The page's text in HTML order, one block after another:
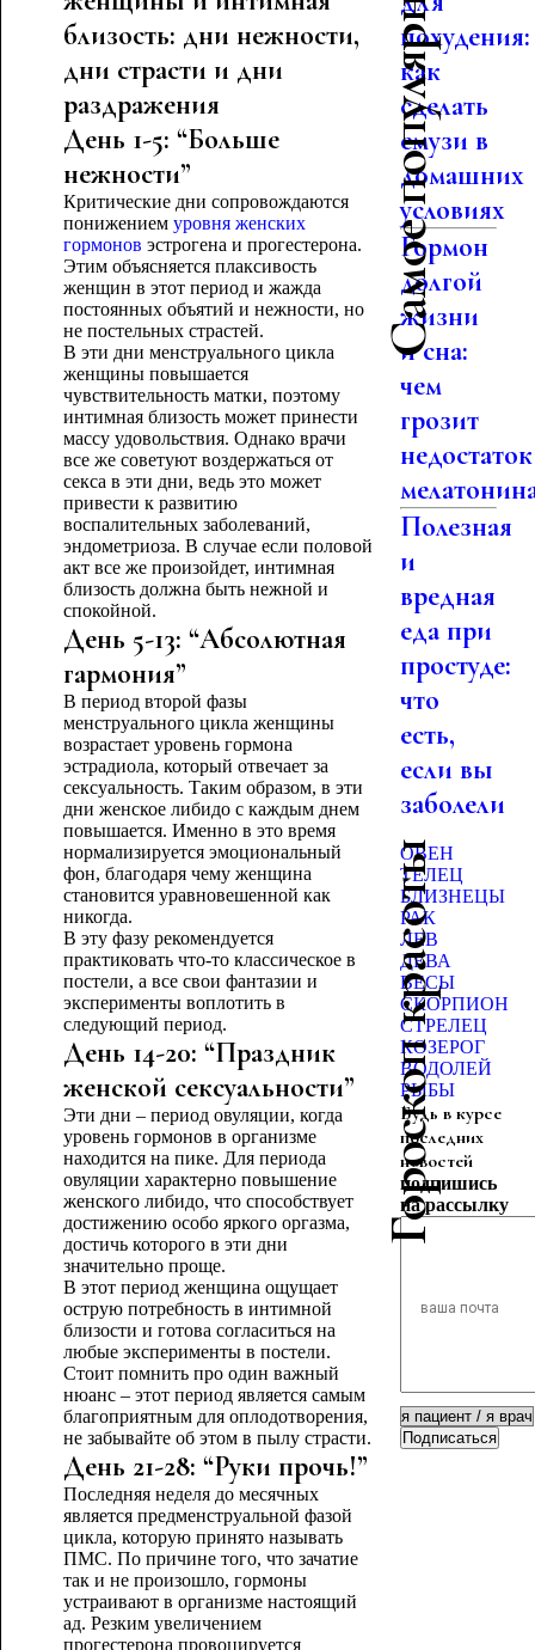
близость: дни нежности,
дни страсти и дни
раздражения
День 1-5: “Больше
нежности”
Критические дни сопровождаются
понижением уровня женских
гормонов эстрогена и прогестерона.
Этим объясняется плаксивость
женщин в этот период и жажда
постоянных объятий и нежности, но
не постельных страстей.
В эти дни менструального цикла
женщины повышается
чувствительность матки, поэтому
интимная близость может принести
массу удовольствия. Однако врачи
все же советуют воздержаться от
секса в эти дни, ведь это может
привести к развитию
воспалительных заболеваний,
эндометриоза. В случае если половой
акт все же произойдет, интимная
близость должна быть нежной и
спокойной.
День 5-13: “Абсолютная
гармония”
В период второй фазы
менструального цикла женщины
возрастает уровень гормона
эстрадиола, который отвечает за
сексуальность. Таким образом, в эти
дни женское либидо с каждым днем
повышается. Именно в это время
нормализируется эмоциональный
фон, благодаря чему женщина
становится уравновешенной как
никогда.
В эту фазу рекомендуется
практиковать что-то классическое в
постели, а все свои фантазии и
эксперименты воплотить в
следующий период.
День 14-20: “Праздник
женской сексуальности”
Эти дни – период овуляции, когда
уровень гормонов в организме
находится на пике. Для периода
овуляции характерно повышение
женского либидо, что способствует
достижению особо яркого оргазма,
достичь которого в эти дни
значительно проще.
В этот период женщина ощущает
острую потребность в интимной
близости и готова согласиться на
любые эксперименты в постели.
Стоит помнить про один важный
нюанс – этот период является самым
благоприятным для оплодотворения,
не забывайте об этом в пылу страсти.
День 21-28: “Руки прочь!”
Последняя неделя до месячных
является предменструальной фазой
цикла, которую принято называть
ПМС. По причине того, что зачатие
так и не произошло, гормоны
устраивают в организме настоящий
ад. Резким увеличением
прогестерона провоцируется
Самое популярное
похудения:
как
сделать
смузи в
домашних
условиях
Гормон
долгой
жизни
и сна:
чем
грозит
недостаток
Полезная
и
вредная
еда при
простуде:
что
есть,
если вы
заболели
Гороскоп красоты
ОВЕН
ТЕЛЕЦ
БЛИЗНЕЦЫ
РАК
ЛЕВ
ДЕВА
ВЕСЫ
СКОРПИОН
СТРЕЛЕЦ
КОЗЕРОГ
ВОДОЛЕЙ
РЫБЫ
Будь в курсе
последних
новостей
подпишись
на рассылку
Подписаться